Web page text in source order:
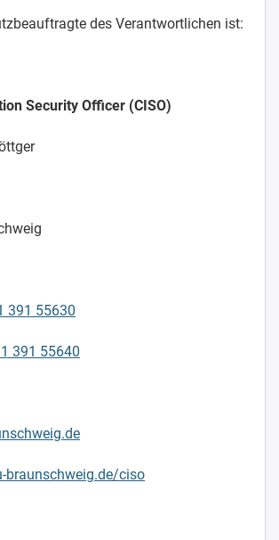
des Verantwortlichen ist:
Security Officer (CISO)
391 55630
391 55640
braunschweig.de/ciso